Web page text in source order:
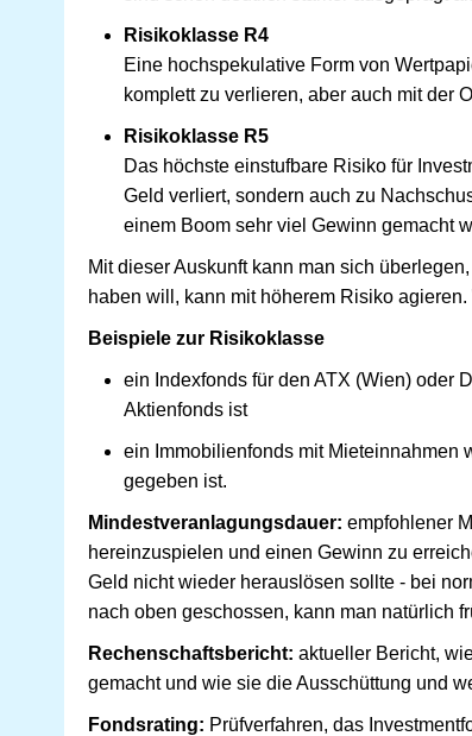
Risikoklasse R4
Eine hochspekulative Form von
komplett zu verlieren, aber auch mit der
Risikoklasse R5
Das höchste einstufbare Risiko für
Geld verliert, sondern auch zu
einem Boom sehr viel Gewinn gemacht
Mit dieser Auskunft kann man sich
haben will, kann mit höherem Risiko
Beispiele zur Risikoklasse
ein Indexfonds für den ATX (Wien) oder
Aktienfonds ist
ein Immobilienfonds mit Mieteinnahmen
gegeben ist.
Mindestveranlagungsdauer: empfohlener
hereinzuspielen und einen Gewinn zu
Geld nicht wieder herauslösen sollte - bei
nach oben geschossen, kann man natürlich
Rechenschaftsbericht: aktueller Bericht,
gemacht und wie sie die Ausschüttung und
Fondsrating: Prüfverfahren, das